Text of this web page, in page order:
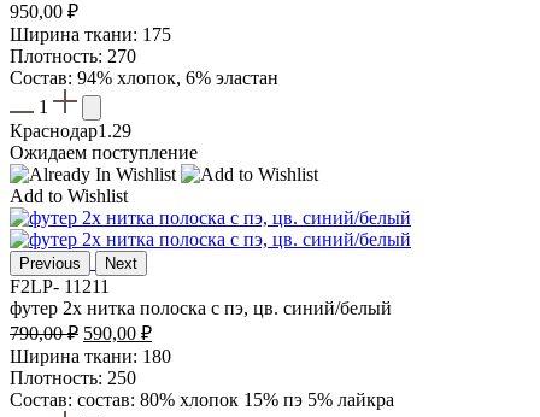
950,00 ₽
Ширина ткани: 175
Плотность: 270
Состав: 94% хлопок, 6% эластан
1
Краснодар1.29
Ожидаем поступление
Add to Wishlist
Previous Next
F2LP- 11211
футер 2х нитка полоска с пэ, цв. синий/белый
790,00₽ Первоначальная
цена
составляла
790,00 ₽.
590,00 ₽Текущая
цена:
Ширина ткани: 180
Плотность: 250
Состав: состав: 80% хлопок 15% пэ 5% лайкра